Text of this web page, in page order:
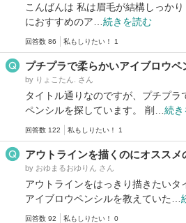
こんばんは 私は眉毛が結構しっか
におすすめのア… 続きを読む
回答数 86 私もしりたい！ 1
プチプラで柔らかいアイブロウ
by りょこたん. さん
タイトル通りなのですが、プチプラ
ペンシルを探しています。 削… 続き
回答数 122 私もしりたい！ 1
アウトラインを描くのにオススメ
by おゆまるおゆりん さん
アウトラインをはっきり描きたいタ
アイブロウペンシルを教えていた…
回答数 92 私もしりたい！ 0